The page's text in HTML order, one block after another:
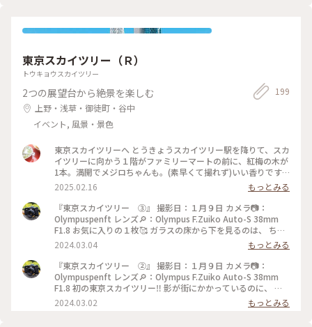
東京スカイツリー（Ｒ）
トウキョウスカイツリー
2つの展望台から絶景を楽しむ
上野・浅草・御徒町・谷中
イベント, 風景・景色
199
東京スカイツリーへ とうきょうスカイツリー駅を降りて、スカ
イツリーに向かう１階がファミリーマートの前に、紅梅の木が
1本。満開でメジロちゃんも。(素早くて撮れず)いい香りです。
久しぶりのスカイツリー、やはり下から撮りたくなりました。
#スカイツリー#ぽかぽか#紅梅#梅
2025.02.16
もっとみる
『東京スカイツリー ③』 撮影日：１月９日 カメラ📷：
Olympuspenft レンズ🔎：Olympus F.Zuiko Auto-S 38mm
F1.8 お気に入りの１枚🥰 ガラスの床から下を見るのは、 ちょ
っと怖かったけど、 面白かったです😆 #東京スカイツリー#こ
とりっぷ東京#フィルム#フィルム写真#Olympuspenft#ハーフ
カメラ#散歩フィルム
2024.03.04
もっとみる
『東京スカイツリー ②』 撮影日：１月９日 カメラ📷：
Olympuspenft レンズ🔎：Olympus F.Zuiko Auto-S 38mm
F1.8 初の東京スカイツリー‼️ 影が街にかかっているのに、 ビ
ックリしました。 景色も良くて、ぐるぐる回って眺めていまし
た😆😆 #東京スカイツリー#ことりっぷ東京#フィルム#フィル
2024.03.02 もっとみる